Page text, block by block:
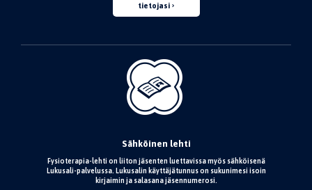
tietojasi
Sähköinen lehti
Fysioterapia-lehti on liiton jäsenten luettavissa myös sähköisenä
Lukusali-palvelussa. Lukusalin käyttäjätunnus on sukunimesi isoin
kirjaimin ja salasana jäsennumerosi.